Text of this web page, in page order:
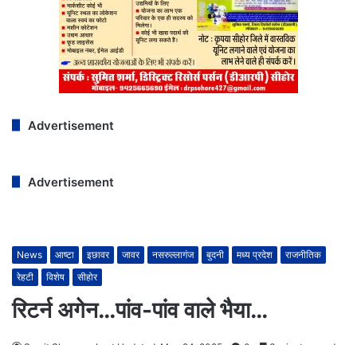
Advertisement
Advertisement